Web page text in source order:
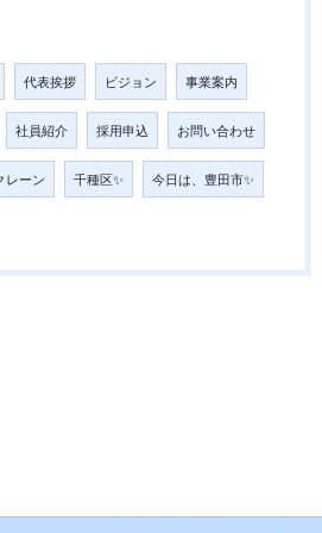
代表挨拶 ビジョン 事業案内
社員紹介 採用申込 お問い合わせ
レーン 千種区✨ 今日は、豊田市✨